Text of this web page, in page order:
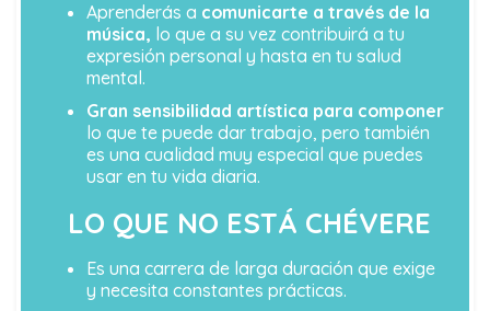
Aprenderás a comunicarte a través de la
música, lo que a su vez contribuirá a tu
expresión personal y hasta en tu salud
mental.
Gran sensibilidad artística para componer
lo que te puede dar trabajo, pero también
es una cualidad muy especial que puedes
usar en tu vida diaria.
LO QUE NO ESTÁ CHÉVERE
Es una carrera de larga duración que exige
y necesita constantes prácticas.